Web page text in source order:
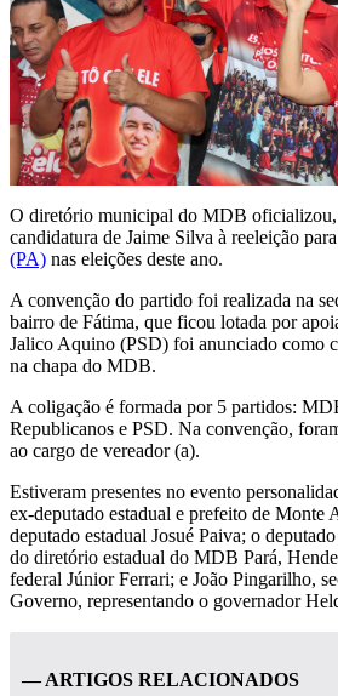
O diretório municipal do MDB oficializou,
candidatura de Jaime Silva à reeleição
(PA) nas eleições deste ano.
A convenção do partido foi realizada na
bairro de Fátima, que ficou lotada por
Jalico Aquino (PSD) foi anunciado como
na chapa do MDB.
A coligação é formada por 5 partidos:
Republicanos e PSD. Na convenção,
ao cargo de vereador (a).
Estiveram presentes no evento
ex-deputado estadual e prefeito de Monte
deputado estadual Josué Paiva; o
do diretório estadual do MDB Pará,
federal Júnior Ferrari; e João Pingarilho,
Governo, representando o governador
— ARTIGOS RELACIONADOS